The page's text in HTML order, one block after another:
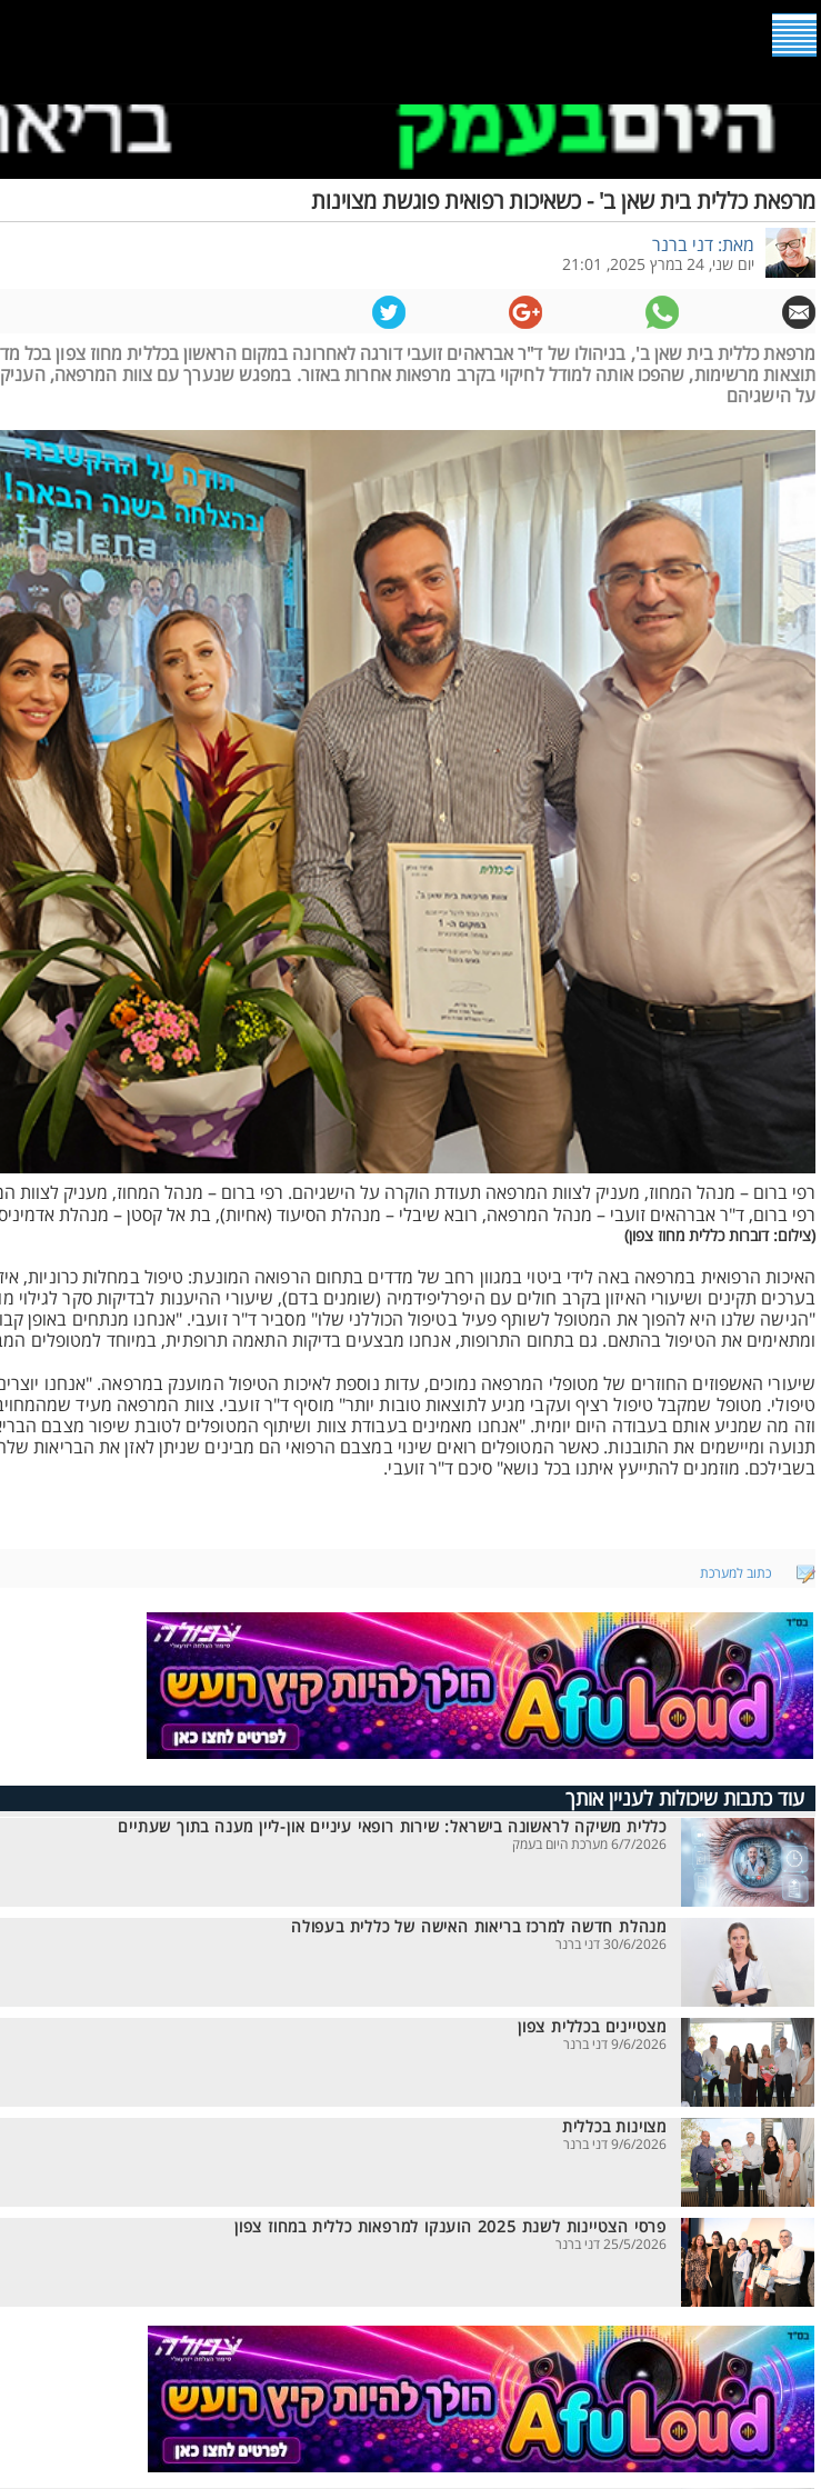
מרפאת כללית בית שאן ב' - כשאיכות רפואית פוגשת מצוינות
מאת: דני ברנר
יום שני, 24 במרץ 2025, 21:01
מרפאת כללית בית שאן ב', בניהולו של ד"ר אבראהים זועבי דורגה לאחרונה במקום הראשון בכללית מחוז צפון בכל
תוצאות מרשימות, שהפכו אותה למודל לחיקוי בקרב מרפאות אחרות באזור. במפגש שנערך עם צוות המרפאה,
על הישגיהם
רפי ברום – מנהל המחוז, מעניק לצוות המרפאה תעודת הוקרה על הישגיהם. רפי ברום – מנהל המחוז, מעניק לצוות
רפי ברום, ד"ר אברהאים זועבי – מנהל המרפאה, רובא שיבלי – מנהלת הסיעוד (אחיות), בת אל קסטן – מנהלת
(צילום: דוברות כללית מחוז צפון)
האיכות הרפואית במרפאה באה לידי ביטוי במגוון רחב של מדדים בתחום הרפואה המונעת: טיפול במחלות כרוניות,
בערכים תקינים ושיעורי האיזון בקרב חולים עם היפרליפידמיה (שומנים בדם), שיעורי ההיענות לבדיקות סקר
"הגישה שלנו היא להפוך את המטופל לשותף פעיל בטיפול הכוללני שלו" מסביר ד"ר זועבי. "אנחנו מנתחים באופן
ומתאימים את הטיפול בהתאם. גם בתחום התרופות, אנחנו מבצעים בדיקות התאמה תרופתית, במיוחד למטופלים
שיעורי האשפוזים החוזרים של מטופלי המרפאה נמוכים, עדות נוספת לאיכות הטיפול המוענק במרפאה. "אנחנו
טיפולי. מטופל שמקבל טיפול רציף ועקבי מגיע לתוצאות טובות יותר" מוסיף ד"ר זועבי. צוות המרפאה מעיד
וזה מה שמניע אותם בעבודה היום יומית. "אנחנו מאמינים בעבודת צוות ושיתוף המטופלים לטובת שיפור מצבם
תנועה ומיישמים את התובנות. כאשר המטופלים רואים שינוי במצבם הרפואי הם מבינים שניתן לאזן את הבריאות
בשבילכם. מוזמנים להתייעץ איתנו בכל נושא" סיכם ד"ר זועבי.
כתוב למערכת
עוד כתבות שיכולות לעניין אותך
כללית משיקה לראשונה בישראל: שירות רופאי עיניים און-ליין מענה בתוך שעתיים
6/7/2026 מערכת היום בעמק
מנהלת חדשה למרכז בריאות האישה של כללית בעפולה
30/6/2026 דני ברנר
מצטיינים בכללית צפון
9/6/2026 דני ברנר
מצוינות בכללית
9/6/2026 דני ברנר
פרסי הצטיינות לשנת 2025 הוענקו למרפאות כללית במחוז צפון
25/5/2026 דני ברנר